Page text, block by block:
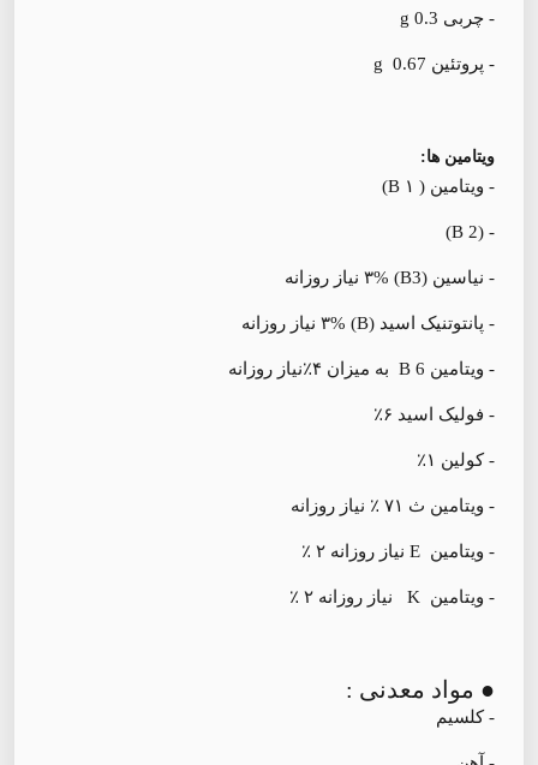
- چربی g 0.3
- پروتئین g 0.67
ویتامین ها:
- ویتامین ( B ۱)
- (B 2)
- نیاسین (B3) ۳% نیاز روزانه
- پانتوتنیک اسید (B) ۳% نیاز روزانه
- ويتامين B 6 به میزان ۴٪نیاز روزانه
- فولیک اسید ۶٪
- کولین ۱٪
- ویتامین ث ۷۱ ٪ نیاز روزانه
- ویتامین E نیاز روزانه ۲ ٪
- ویتامین K نیاز روزانه ۲ ٪
● مواد معدنی :
- کلسیم